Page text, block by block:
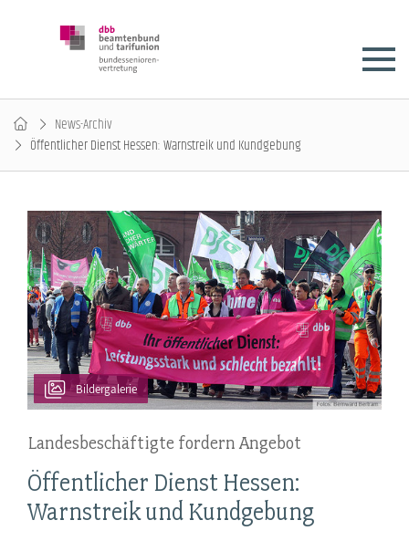
News-Archiv
Öffentlicher Dienst Hessen: Warnstreik und Kundgebung
Bildergalerie
Landesbeschäftigte fordern Angebot
Öffentlicher Dienst Hessen:
Warnstreik und Kundgebung